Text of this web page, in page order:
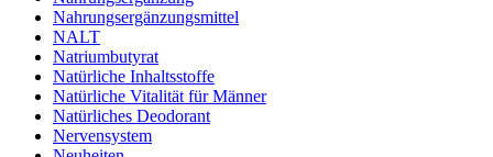
Nahrungsergänzungsmittel
NALT
Natriumbutyrat
Natürliche Inhaltsstoffe
Natürliche Vitalität für Männer
Natürliches Deodorant
Nervensystem